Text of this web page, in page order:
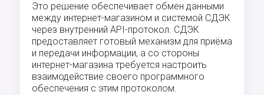
Это решение обеспечивает обмен данными
между интернет-магазином и системой СДЭК
через внутренний API-протокол. СДЭК
предоставляет готовый механизм для приёма
и передачи информации, а со стороны
интернет-магазина требуется настроить
взаимодействие своего программного
обеспечения с этим протоколом.